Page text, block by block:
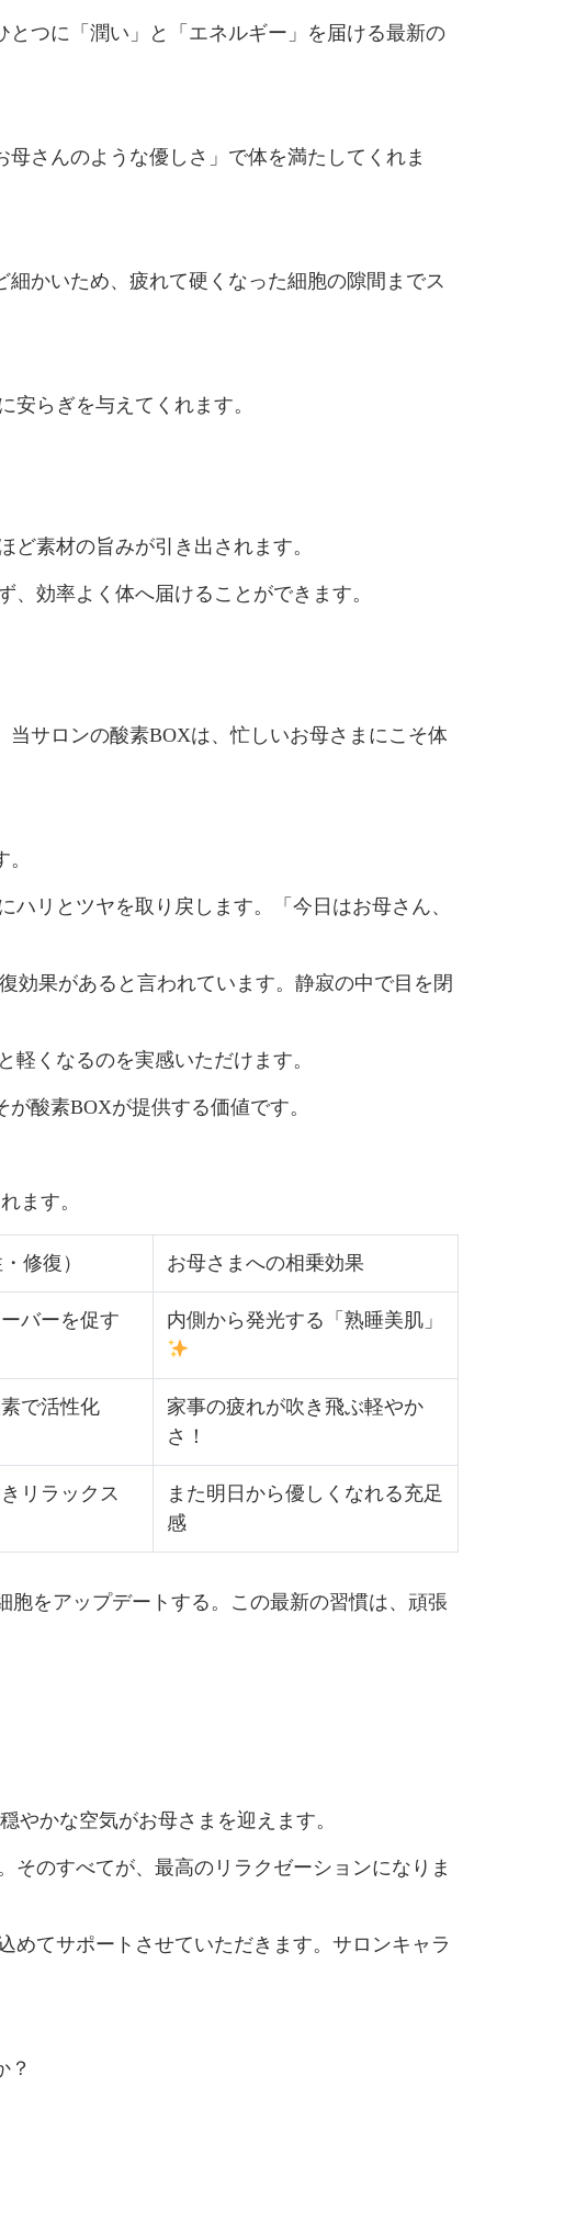
つに「潤い」と「エネルギー」を届ける最新の
母さんのような優しさ」で体を満たしてくれま
かいため、疲れて硬くなった細胞の隙間までス
安らぎを与えてくれます。
ど素材の旨みが引き出されます。
、効率よく体へ届けることができます。
サロンの酸素BOXは、忙しいお母さまにこそ体
リとツヤを取り戻します。「今日はお母さん、
効果があると言われています。静寂の中で目を閉
くなるのを実感いただけます。
酸素BOXが提供する価値です。
ます。
修復） お母さまへの相乗効果
バーを促す 内側から発光する「熟睡美肌」
で活性化
家事の疲れが吹き飛ぶ軽やか
さ！
リラックス
また明日から優しくなれる充足
感
胞をアップデートする。この最新の習慣は、頑張
やかな空気がお母さまを迎えます。
そのすべてが、最高のリラクゼーションになりま
めてサポートさせていただきます。サロンキャラ
？